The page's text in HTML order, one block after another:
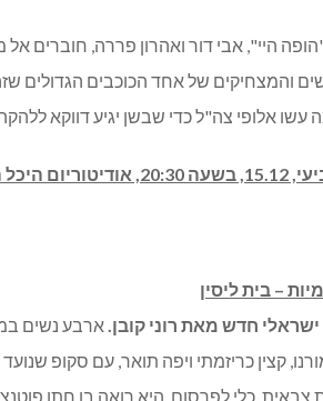
היי", אבי דור ואהרון פררה, חוברים
והמצחיקים של אחד הכוכבים הגדולים
עשו אלופי צה"ל כדי שבשן יגיע דווקא
מודיעין. מחיר: 89-109 ₪.
– בית ליסין
חדש מאת רוני קובן.ארבע נשים
קצין כריזמתי ויפה תואר, עם סקופ
צבאית, כלי לפרסום, היא רואה בו חתן